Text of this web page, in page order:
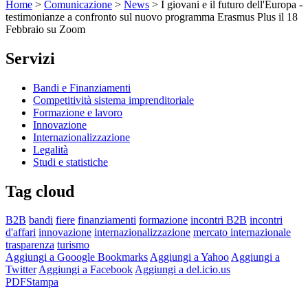
Home > Comunicazione > News > I giovani e il futuro dell'Europa -
testimonianze a confronto sul nuovo programma Erasmus Plus il 18
Febbraio su Zoom
Servizi
Bandi e Finanziamenti
Competitività sistema imprenditoriale
Formazione e lavoro
Innovazione
Internazionalizzazione
Legalità
Studi e statistiche
Tag cloud
B2B bandi fiere finanziamenti formazione incontri B2B incontri
d'affari innovazione internazionalizzazione mercato internazionale
trasparenza turismo
Aggiungi a Gooogle BookmarksAggiungi a YahooAggiungi a
TwitterAggiungi a FacebookAggiungi a del.icio.us
PDFStampa